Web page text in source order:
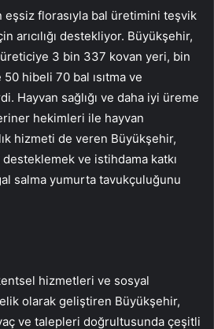
eşsiz florasıyla bal üretimini teşvik
arıcılığı destekliyor. Büyükşehir,
3 bin 337 kovan yeri, bin
hibeli 70 bal ısıtma ve
Hayvan sağlığı ve daha iyi üreme
hekimleri ile hayvan
hizmeti de veren Büyükşehir,
ve istihdama katkı
salma yumurta tavukçuluğunu
hizmetleri ve sosyal
olarak geliştiren Büyükşehir,
ve talepleri doğrultusunda çeşitli